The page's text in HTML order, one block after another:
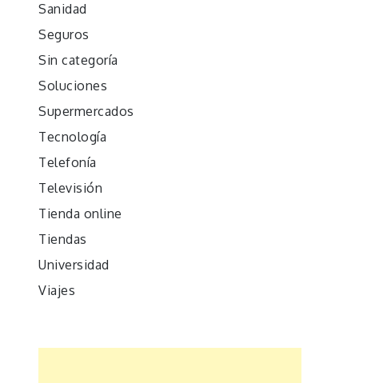
Sanidad
Seguros
Sin categoría
Soluciones
Supermercados
Tecnología
Telefonía
Televisión
Tienda online
Tiendas
Universidad
Viajes